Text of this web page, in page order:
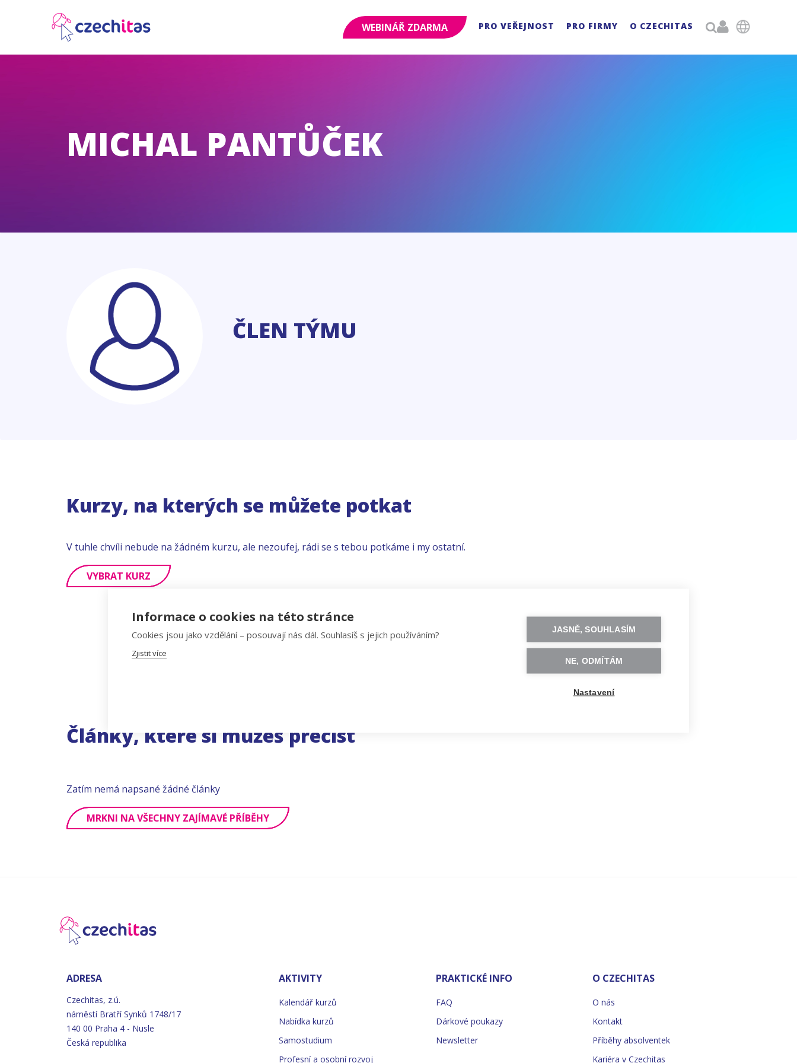
WEBINÁŘ ZDARMA PRO VEŘEJNOST PRO FIRMY O CZECHITAS 
MICHAL PANTŮČEK
ČLEN TÝMU
Kurzy, na kterých se můžete potkat
V tuhle chvíli nebude na žádném kurzu, ale nezoufej, rádi se s tebou potkáme i my ostatní.
VYBRAT KURZ
Články, které si můžeš přečíst
Zatím nemá napsané žádné články
MRKNI NA VŠECHNY ZAJÍMAVÉ PŘÍBĚHY
ADRESA
Czechitas, z.ú.
náměstí Bratří Synků 1748/17
140 00 Praha 4 - Nusle
Česká republika
AKTIVITY
Kalendář kurzů
Nabídka kurzů
Samostudium
Profesní a osobní rozvoj
PRAKTICKÉ INFO
FAQ
Dárkové poukazy
Newsletter
O CZECHITAS
O nás
Kontakt
Příběhy absolventek
Kariéra v Czechitas
Informace o cookies na této stránce
Cookies jsou jako vzdělání – posouvají nás dál. Souhlasíš s jejich používáním?
Zjistit více
JASNĚ, SOUHLASÍM
NE, ODMÍTÁM
Nastavení